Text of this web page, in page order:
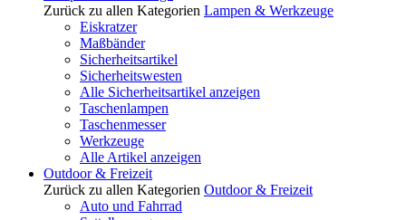
Zurück zu allen Kategorien Lampen & Werkzeuge
Eiskratzer
Maßbänder
Sicherheitsartikel
Sicherheitswesten
Alle Sicherheitsartikel anzeigen
Taschenlampen
Taschenmesser
Werkzeuge
Alle Artikel anzeigen
Outdoor & Freizeit
Zurück zu allen Kategorien Outdoor & Freizeit
Auto und Fahrrad